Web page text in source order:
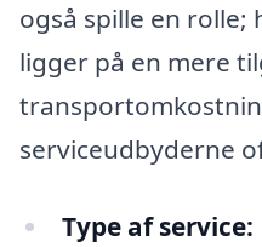
også spille en rolle;
ligger på en mere
serviceudbyderne
Type af service: